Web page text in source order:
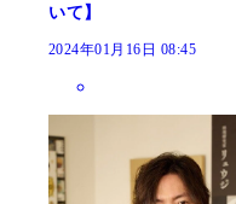
いて】
2024年01月16日 08:45